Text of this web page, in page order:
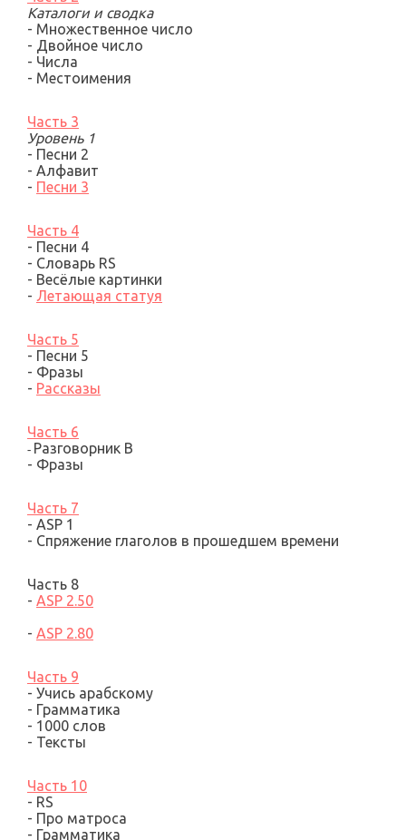
Каталоги и сводка
- Множественное число
- Двойное число
- Числа
- Местоимения
Часть 3
Уровень 1
- Песни 2
- Алфавит
- Песни 3
Часть 4
- Песни 4
- Словарь RS
- Весёлые картинки
- Летающая статуя
Часть 5
- Песни 5
- Фразы
- Рассказы
Часть 6
- Разговорник B
- Фразы
Часть 7
- ASP 1
- Спряжение глаголов в прошедшем времени
Часть 8
- ASP 2.50
- ASP 2.80
Часть 9
- Учись арабскому
- Грамматика
- 1000 слов
- Тексты
Часть 10
- RS
- Про матроса
- Грамматика